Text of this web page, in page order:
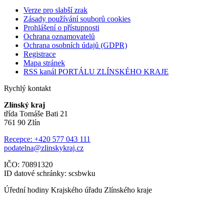
Verze pro slabší zrak
Zásady používání souborů cookies
Prohlášení o přístupnosti
Ochrana oznamovatelů
Ochrana osobních údajů (GDPR)
Registrace
Mapa stránek
RSS kanál PORTÁLU ZLÍNSKÉHO KRAJE
Rychlý kontakt
Zlínský kraj
třída Tomáše Bati 21
761 90 Zlín
Recepce: +420 577 043 111
podatelna@zlinskykraj.cz
IČO: 70891320
ID datové schránky: scsbwku
Úřední hodiny Krajského úřadu Zlínského kraje